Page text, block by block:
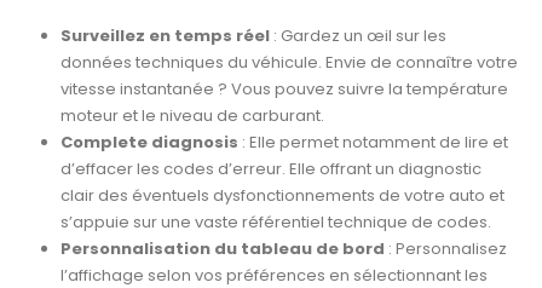
Surveillez en temps réel: Gardez un œil sur les
données techniques du véhicule. Envie de connaître votre
vitesse instantanée ? Vous pouvez suivre la température
moteur et le niveau de carburant.
Complete diagnosis : Elle permet notamment de lire et
d’effacer les codes d’erreur. Elle offrant un diagnostic
clair des éventuels dysfonctionnements de votre auto et
s’appuie sur une vaste référentiel technique de codes.
Personnalisation du tableau de bord : Personnalisez
l’affichage selon vos préférences en sélectionnant les